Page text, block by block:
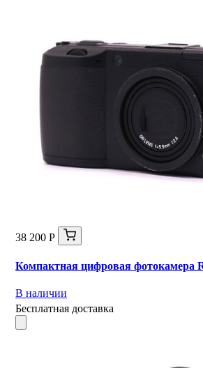
38 200 Р
Компактная цифровая фотокамера
В наличии
Бесплатная доставка